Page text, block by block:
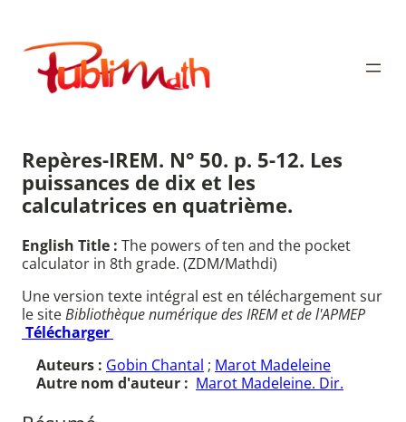
contenu
Publimath
Repères-IREM. N° 50. p. 5-12. Les
puissances de dix et les
calculatrices en quatrième.
English Title : The powers of ten and the pocket
calculator in 8th grade. (ZDM/Mathdi)
Une version texte intégral est en téléchargement sur
le siteBibliothèque numérique des IREM et de l'APMEP
Télécharger
Auteurs : Gobin Chantal ; Marot Madeleine
Autre nom d'auteur : Marot Madeleine. Dir.